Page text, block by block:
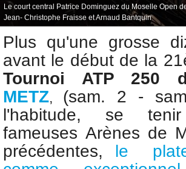
Le court central Patrice Dominguez du Moselle Open
Jean- Christophe Fraisse et Arnaud Bantquin
Plus qu'une grosse
avant le début de la
Tournoi ATP 250
METZ, (sam. 2 -
l'habitude, se
fameusesArènes de
précédentes,
le